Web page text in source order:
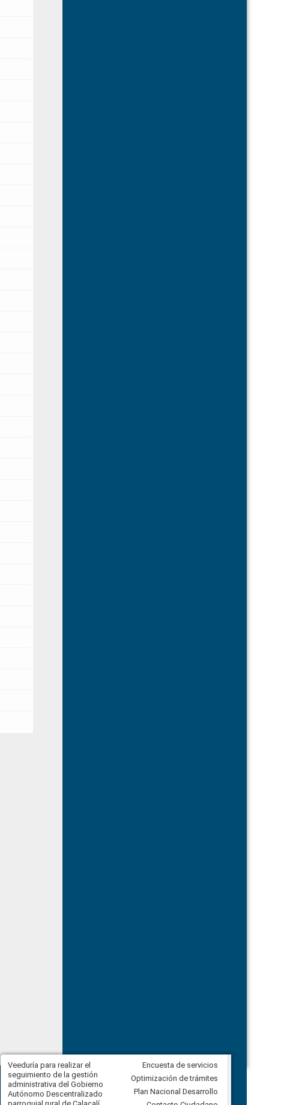
Veeduría para realizar el
seguimiento de la gestión
administrativa del Gobierno
Autónomo Descentralizado
Veeduría para vigilar los acuerdos,
derivados de la Audiencia Pública
comunidad Urbina, parroquia la
Encuesta de servicios
Optimización de trámites
Plan Nacional Desarrollo